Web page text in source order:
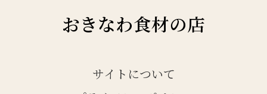
おきなわ食材の店
サイトについて